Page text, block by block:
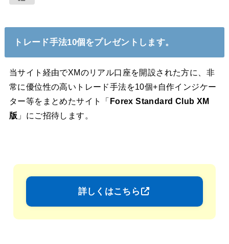
トレード手法10個をプレゼントします。
当サイト経由でXMのリアル口座を開設された方に、非
常に優位性の高いトレード手法を10個+自作インジケー
ター等をまとめたサイト「 Forex Standard Club XM
版 」にご招待します。
詳しくはこちら